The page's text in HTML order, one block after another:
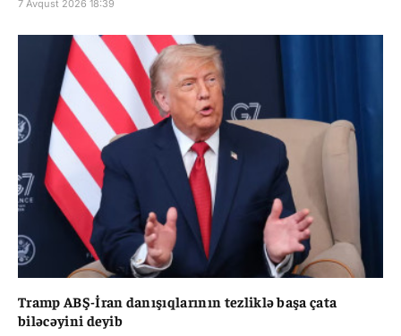
7 Avqust 2026 18:39
Tramp ABŞ-İran danışıqlarının tezliklə başa çata
biləcəyini deyib